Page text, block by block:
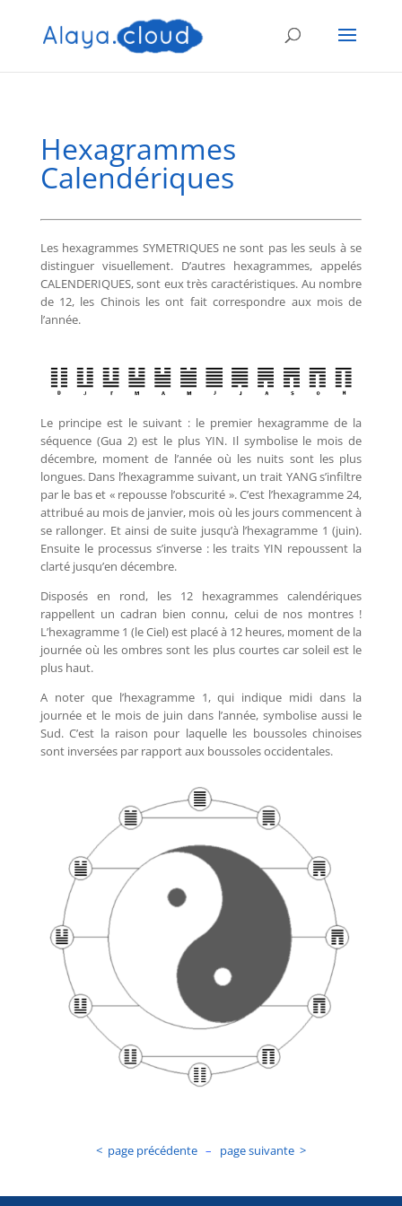
Hexagrammes
Calendériques
Les hexagrammes SYMETRIQUES ne sont pas les seuls à se
distinguer visuellement. D’autres hexagrammes, appelés
CALENDERIQUES, sont eux très caractéristiques. Au nombre
de 12, les Chinois les ont fait correspondre aux mois de
l’année.
Le principe est le suivant : le premier hexagramme de la
séquence (Gua 2) est le plus YIN. Il symbolise le mois de
décembre, moment de l’année où les nuits sont les plus
longues. Dans l’hexagramme suivant, un trait YANG s’infiltre
par le bas et « repousse l’obscurité ». C’est l’hexagramme 24,
attribué au mois de janvier, mois où les jours commencent à
se rallonger. Et ainsi de suite jusqu’à l’hexagramme 1 (juin).
Ensuite le processus s’inverse : les traits YIN repoussent la
clarté jusqu’en décembre.
Disposés en rond, les 12 hexagrammes calendériques
rappellent un cadran bien connu, celui de nos montres !
L’hexagramme 1 (le Ciel) est placé à 12 heures, moment de la
journée où les ombres sont les plus courtes car soleil est le
plus haut.
A noter que l’hexagramme 1, qui indique midi dans la
journée et le mois de juin dans l’année, symbolise aussi le
Sud. C’est la raison pour laquelle les boussoles chinoises
sont inversées par rapport aux boussoles occidentales.
< page précédente– page suivante >